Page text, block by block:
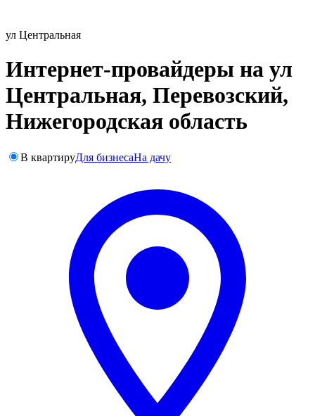
ул Центральная
Интернет-провайдеры на ул
Центральная, Перевозский,
Нижегородская область
В квартируДля бизнесаНа дачу